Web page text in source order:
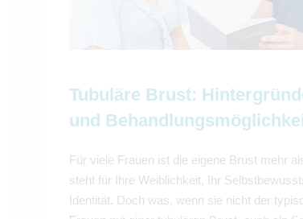
Tubuläre Brust:
und
Für viele Frauen ist die eigene Brust mehr
steht für Ihre Weiblichkeit, Ihr
Identität. Doch was, wenn sie nicht der